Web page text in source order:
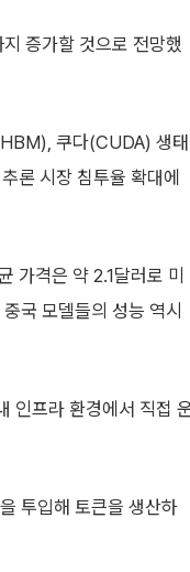
증가할 것으로 전망했
쿠다(CUDA) 생태
론 시장 침투율 확대에
가격은 약 2.1달러로 미
국 모델들의 성능 역시
인프라 환경에서 직접
투입해 토큰을 생산하